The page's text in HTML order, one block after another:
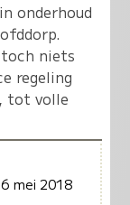
onderhoud
toch niets
regeling
tot volle
mei 2018